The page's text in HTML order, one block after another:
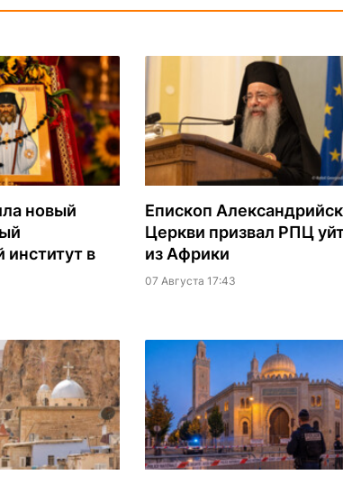
новый
институт в
Епископ
Церкви призвал РПЦ
из Африки
07 Августа 17:43